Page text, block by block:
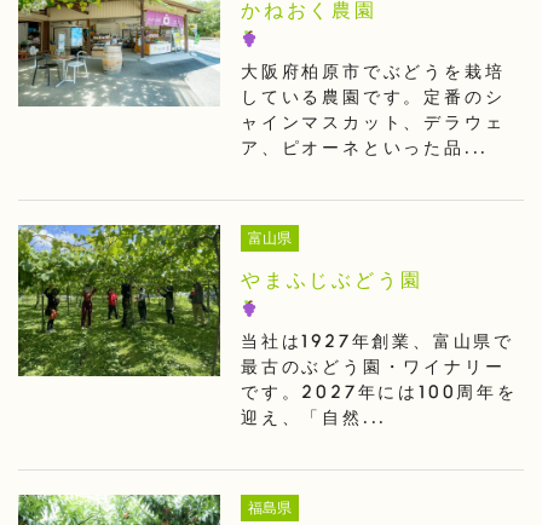
かねおく農園
大阪府柏原市でぶどうを栽培
している農園です。定番のシ
ャインマスカット、デラウェ
ア、ピオーネといった品...
富山県
やまふじぶどう園
当社は1927年創業、富山県で
最古のぶどう園・ワイナリー
です。2027年には100周年を
迎え、「自然...
福島県